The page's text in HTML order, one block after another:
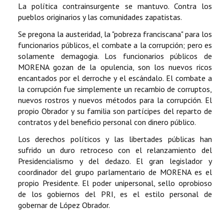
La política contrainsurgente se mantuvo. Contra los
pueblos originarios y las comunidades zapatistas.
Se pregona la austeridad, la "pobreza franciscana" para los
funcionarios públicos, el combate a la corrupción; pero es
solamente demagogia. Los funcionarios públicos de
MORENA gozan de la opulencia, son los nuevos ricos
encantados por el derroche y el escándalo. El combate a
la corrupción fue simplemente un recambio de corruptos,
nuevos rostros y nuevos métodos para la corrupción. El
propio Obrador y su familia son partícipes del reparto de
contratos y del beneficio personal con dinero público.
Los derechos políticos y las libertades públicas han
sufrido un duro retroceso con el relanzamiento del
Presidencialismo y del dedazo. El gran legislador y
coordinador del grupo parlamentario de MORENA es el
propio Presidente. El poder unipersonal, sello oprobioso
de los gobiernos del PRI, es el estilo personal de
gobernar de López Obrador.